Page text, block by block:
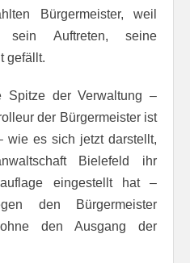
Bürgermeister, weil
Auftreten, seine
gefällt.
Spitze der Verwaltung –
der Bürgermeister ist
wie es sich jetzt darstellt,
Bielefeld ihr
eingestellt hat –
den Bürgermeister
den Ausgang der